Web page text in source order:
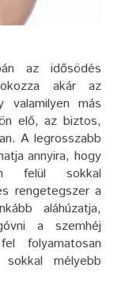
az idősödés
akár az
más
elő, az biztos,
A legrosszabb
annyira, hogy
felül sokkal
rengetegszer a
aláhúzatja,
a szemhéj
folyamatosan
mélyebb